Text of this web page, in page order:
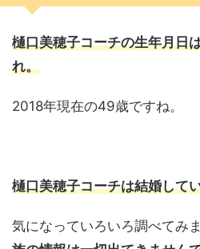
樋口美穂子コーチの生年月日
れ。
2018年現在の49歳ですね。
樋口美穂子コーチは結婚して
気になっていろいろ調べてみま